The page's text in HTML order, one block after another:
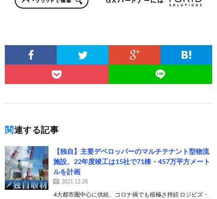
関連する記事
【独自】主要デベロッパーのマルチテナント型物流
施設、22年度竣工は15社で71棟・457万平方メート
ルを計画
2021.12.20
4大都市圏中心に供給、コロナ禍でも積極さ持続 ロジビズ・